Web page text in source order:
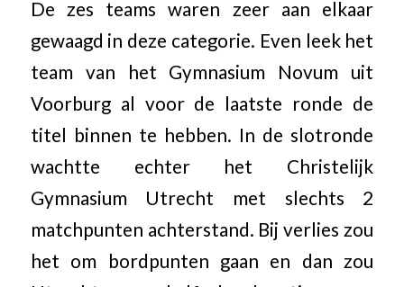
De zes teams waren zeer aan elkaar
gewaagd in deze categorie. Even leek het
team van het Gymnasium Novum uit
Voorburg al voor de laatste ronde de
titel binnen te hebben. In de slotronde
wachtte echter het Christelijk
Gymnasium Utrecht met slechts 2
matchpunten achterstand. Bij verlies zou
het om bordpunten gaan en dan zou